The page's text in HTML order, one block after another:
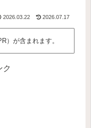
2026.03.22 2026.07.17
）が含まれます。
ク